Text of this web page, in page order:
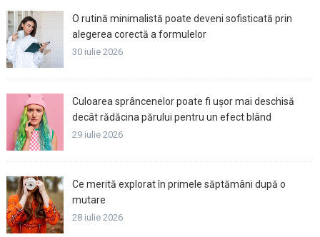
O rutină minimalistă poate deveni sofisticată prin
alegerea corectă a formulelor
30 iulie 2026
Culoarea sprâncenelor poate fi ușor mai deschisă
decât rădăcina părului pentru un efect blând
29 iulie 2026
Ce merită explorat în primele săptămâni după o
mutare
28 iulie 2026